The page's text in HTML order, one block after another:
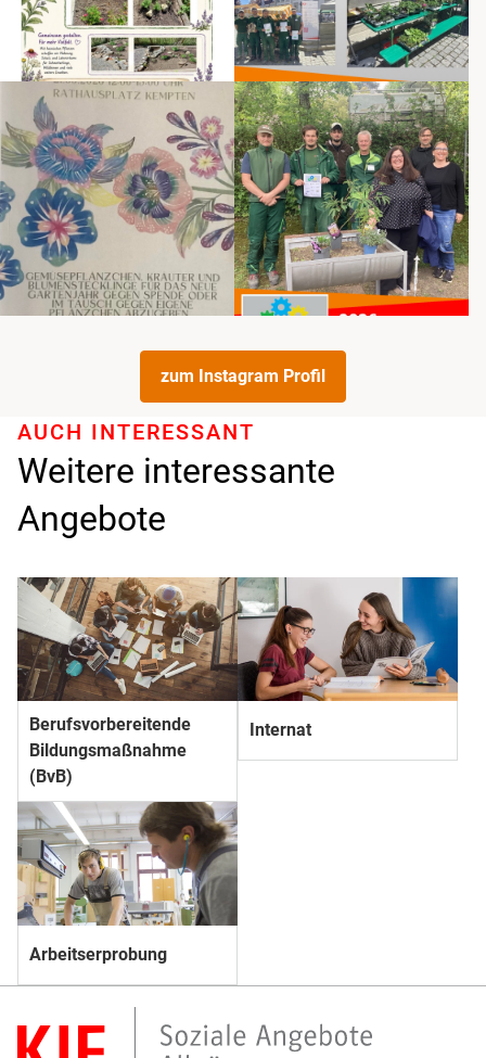
zum Instagram Profil
Weitere interessante
Angebote
AUCH INTERESSANT
Berufs­­vorbereitende
Bildungs­­maßnahme
(BvB)
Internat
Arbeitserprobung